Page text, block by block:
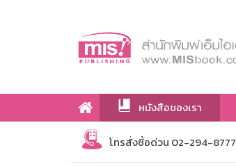
หนังสือของเรา
เกี่ยวกับเรา
โทรสั่งซื้อด่วน 02-294-8777